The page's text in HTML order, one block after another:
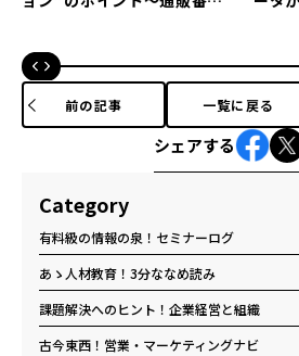
Category
有料級の情報の泉！セミナーログ
あゝ人材教育！3分ななめ読み
課題解決へのヒント！企業経営と組織
古今東西！営業・マーケティングナビ
前の記事 一覧に戻る
シェアする